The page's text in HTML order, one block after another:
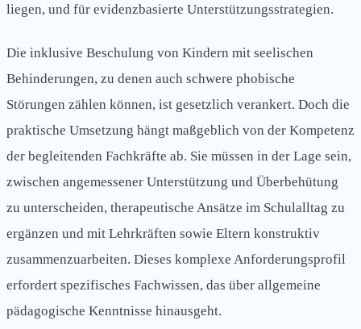
liegen, und für evidenzbasierte Unterstützungsstrategien.
Die inklusive Beschulung von Kindern mit seelischen
Behinderungen, zu denen auch schwere phobische
Störungen zählen können, ist gesetzlich verankert. Doch die
praktische Umsetzung hängt maßgeblich von der Kompetenz
der begleitenden Fachkräfte ab. Sie müssen in der Lage sein,
zwischen angemessener Unterstützung und Überbehütung
zu unterscheiden, therapeutische Ansätze im Schulalltag zu
ergänzen und mit Lehrkräften sowie Eltern konstruktiv
zusammenzuarbeiten. Dieses komplexe Anforderungsprofil
erfordert spezifisches Fachwissen, das über allgemeine
pädagogische Kenntnisse hinausgeht.